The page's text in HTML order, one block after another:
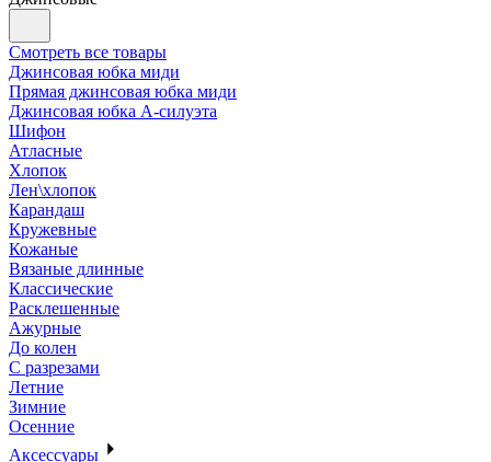
Смотреть все товары
Джинсовая юбка миди
Прямая джинсовая юбка миди
Джинсовая юбка А-силуэта
Шифон
Атласные
Хлопок
Лен\хлопок
Карандаш
Кружевные
Кожаные
Вязаные длинные
Классические
Расклешенные
Ажурные
До колен
С разрезами
Летние
Зимние
Осенние
Аксессуары